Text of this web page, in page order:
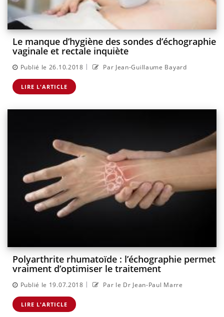
Le manque d’hygiène des sondes d’échographie
vaginale et rectale inquiète
Publié le 26.10.2018 | Par Jean-Guillaume Bayard
LIRE L'ARTICLE
Polyarthrite rhumatoïde : l’échographie permet
vraiment d’optimiser le traitement
Publié le 19.07.2018 | Par le Dr Jean-Paul Marre
LIRE L'ARTICLE